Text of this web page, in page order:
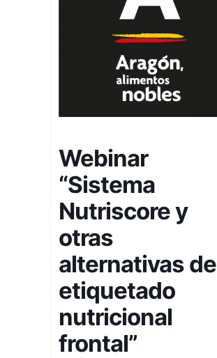
Webinar
“Sistema
Nutriscore y
otras
alternativas de
etiquetado
nutricional
frontal”